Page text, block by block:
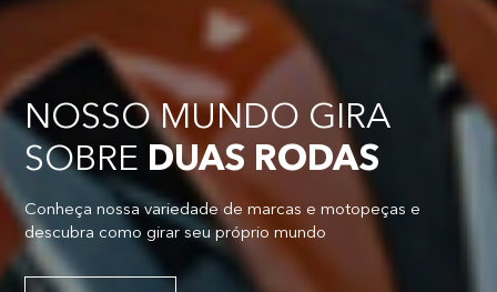
NOSSO MUNDO GIRA
SOBRE DUAS RODAS
Conheça nossa variedade de marcas e motopeças e
descubra como girar seu próprio mundo